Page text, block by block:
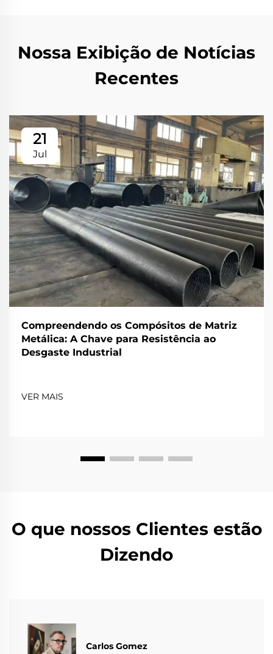
Nossa Exibição de Notícias
Recentes
21
Jul
Compreendendo os Compósitos de Matriz
Metálica: A Chave para Resistência ao
Desgaste Industrial
VER MAIS
O que nossos Clientes estão
Dizendo
Carlos Gomez